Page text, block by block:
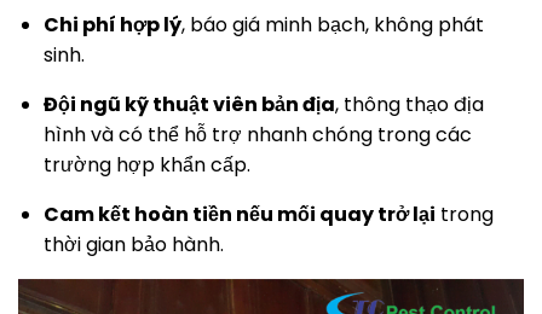
Chi phí hợp lý, báo giá minh bạch, không phát
sinh.
Đội ngũ kỹ thuật viên bản địa, thông thạo địa
hình và có thể hỗ trợ nhanh chóng trong các
trường hợp khẩn cấp.
Cam kết hoàn tiền nếu mối quay trở lại trong
thời gian bảo hành.